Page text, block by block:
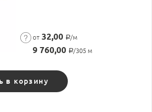
от 32,00 Р/м
9 760,00 Р/305 м
в корзину